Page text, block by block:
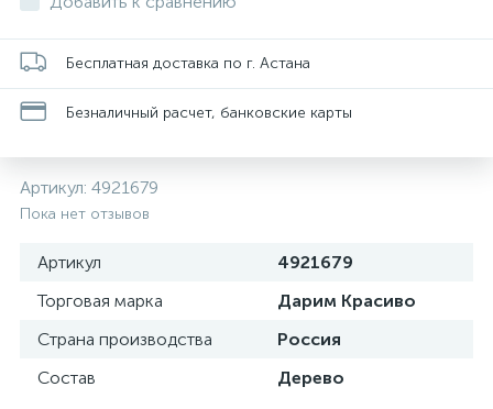
Бесплатная доставка по г. Астана
Безналичный расчет, банковские карты
Артикул: 4921679
Пока нет отзывов
Артикул
4921679
Торговая марка
Дарим Красиво
Страна производства
Россия
Состав
Дерево